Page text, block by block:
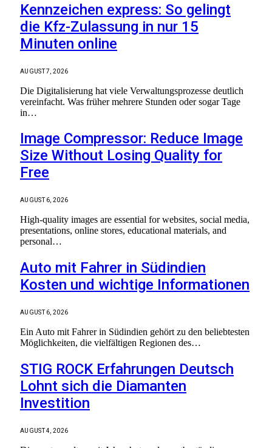
Kennzeichen express: So gelingt
die Kfz-Zulassung in nur 15
Minuten online
AUGUST 7, 2026
Die Digitalisierung hat viele Verwaltungsprozesse deutlich
vereinfacht. Was früher mehrere Stunden oder sogar Tage
in…
Image Compressor: Reduce Image
Size Without Losing Quality for
Free
AUGUST 6, 2026
High-quality images are essential for websites, social media,
presentations, online stores, educational materials, and
personal…
Auto mit Fahrer in Südindien
Kosten und wichtige Informationen
AUGUST 6, 2026
Ein Auto mit Fahrer in Südindien gehört zu den beliebtesten
Möglichkeiten, die vielfältigen Regionen des…
STIG ROCK Erfahrungen Deutsch
Lohnt sich die Diamanten
Investition
AUGUST 4, 2026